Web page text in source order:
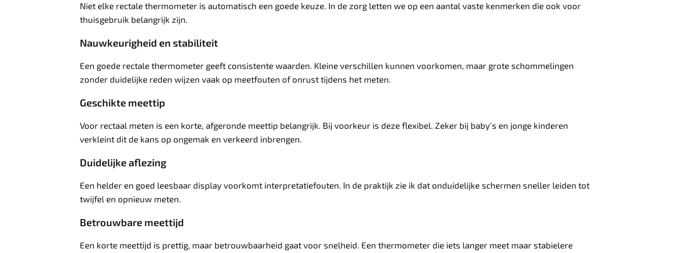
Niet elke rectale thermometer is automatisch een goede keuze. In de zorg letten we op een aantal vaste kenmerken die ook voor
thuisgebruik belangrijk zijn.
Nauwkeurigheid en stabiliteit
Een goede rectale thermometer geeft consistente waarden. Kleine verschillen kunnen voorkomen, maar grote schommelingen
zonder duidelijke reden wijzen vaak op meetfouten of onrust tijdens het meten.
Geschikte meettip
Voor rectaal meten is een korte, afgeronde meettip belangrijk. Bij voorkeur is deze flexibel. Zeker bij baby’s en jonge kinderen
verkleint dit de kans op ongemak en verkeerd inbrengen.
Duidelijke aflezing
Een helder en goed leesbaar display voorkomt interpretatiefouten. In de praktijk zie ik dat onduidelijke schermen sneller leiden tot
twijfel en opnieuw meten.
Betrouwbare meettijd
Een korte meettijd is prettig, maar betrouwbaarheid gaat voor snelheid. Een thermometer die iets langer meet maar stabielere